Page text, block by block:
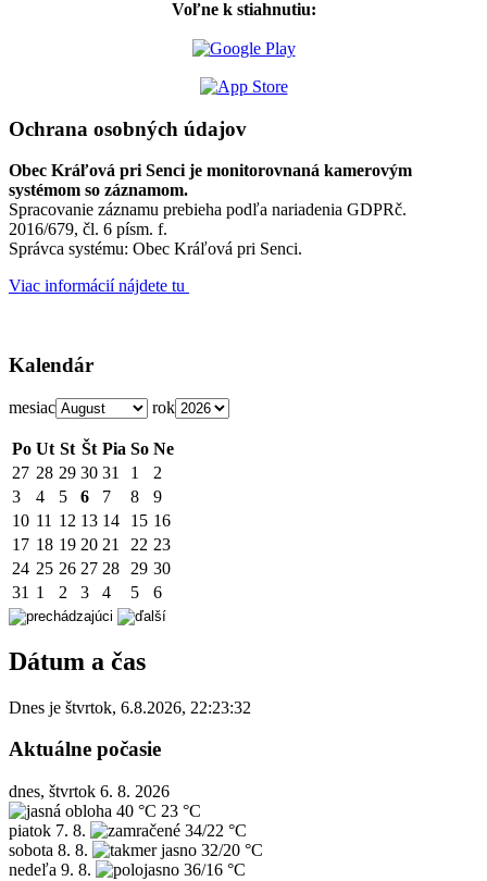
Voľne k stiahnutiu:
Ochrana osobných údajov
Obec Kráľová pri Senci je monitorovnaná kamerovým
systémom so záznamom.
Spracovanie záznamu prebieha podľa nariadenia GDPRč.
2016/679, čl. 6 písm. f.
Správca systému: Obec Kráľová pri Senci.
Viac informácií nájdete tu
Kalendár
mesiac rok
Po Ut St Št Pia So Ne
27 28 29 30 31 1
2
3
4 5 6 7 8
9
10 11 12 13 14 15 16
17 18 19 20 21 22 23
24 25 26 27 28 29 30
31 1 2 3 4 5 6
Dátum a čas
Dnes je štvrtok, 6.8.2026, 22:23:32
Aktuálne počasie
dnes, štvrtok 6. 8. 2026
40 °C 23 °C
piatok 7. 8.
34/22 °C
sobota 8. 8.
32/20 °C
nedeľa 9. 8. 36/16 °C